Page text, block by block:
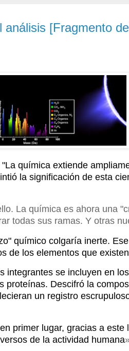
[Fragmento
química extiende
la significación de esta
La química es ahora una
todas sus ramas. Y otras
químico colgaría inerte.
de los elementos que
integrantes se incluyen en
proteínas. Descifró la
un registro
primer lugar, gracias a
de la actividad humana